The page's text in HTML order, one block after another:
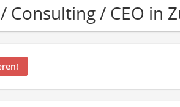
Consulting / CEO in